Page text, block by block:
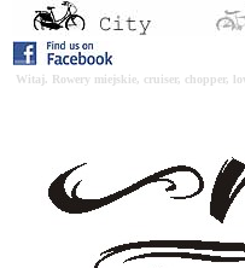
Witaj. Rowery miejskie, cruiser, chopper,